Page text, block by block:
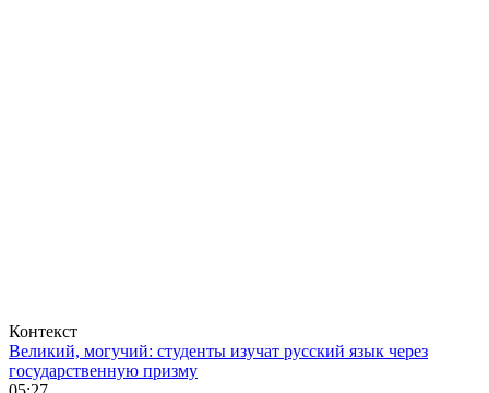
Контекст
Великий, могучий: студенты изучат русский язык через
государственную призму